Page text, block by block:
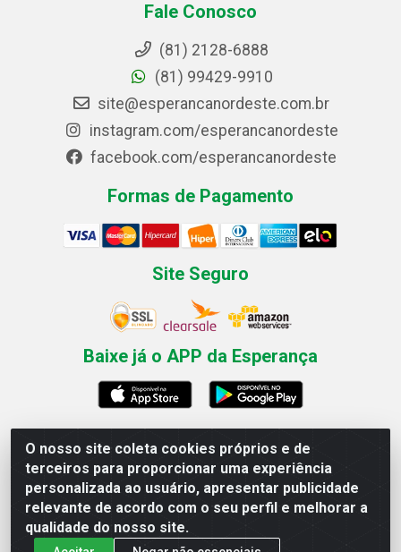
O nosso site coleta cookies próprios e de
terceiros para proporcionar uma experiência
personalizada ao usuário, apresentar publicidade
relevante de acordo com o seu perfil e melhorar a
qualidade do nosso site.
Fale Conosco
(81) 2128-6888
(81) 99429-9910
site@esperancanordeste.com.br
instagram.com/esperancanordeste
facebook.com/esperancanordeste
Formas de Pagamento
Site Seguro
Baixe já o APP da Esperança
Esperança Nordeste - Rua Professor Caldas Filho, 291 -
Estância - Recife / PE CEP: 50771-335 - CNPJ
03.666.136/0001-23